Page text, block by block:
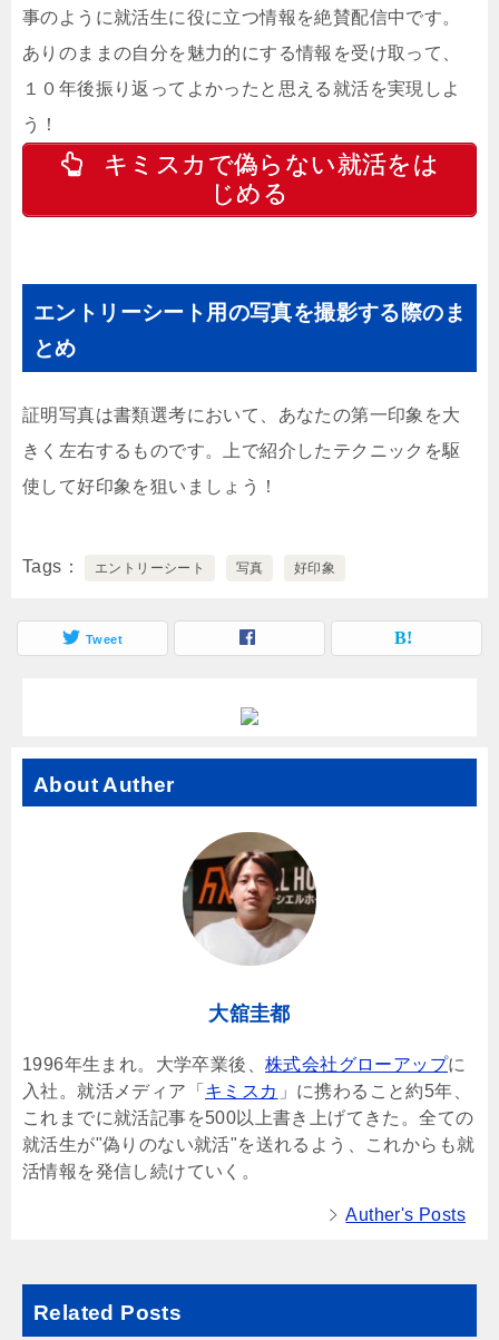
事のように就活生に役に立つ情報を絶賛配信中です。
ありのままの自分を魅力的にする情報を受け取って、
１０年後振り返ってよかったと思える就活を実現しよ
う！
キミスカで偽らない就活をは
じめる
エントリーシート用の写真を撮影する際のま
とめ
証明写真は書類選考において、あなたの第一印象を大
きく左右するものです。上で紹介したテクニックを駆
使して好印象を狙いましょう！
Tags エントリーシート 写真 好印象
Tweet
About Auther
大舘圭都
1996年生まれ。大学卒業後、 株式会社グローアップに
入社。就活メディア「 キミスカ 」に携わること約5年、
これまでに就活記事を500以上書き上げてきた。全ての
就活生が"偽りのない就活"を送れるよう、これからも就
活情報を発信し続けていく。
Auther's Posts
Related Posts